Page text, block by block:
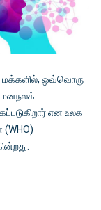
மக்களில், ஒவ்வொரு
மனநலக்
என உலக
(WHO)